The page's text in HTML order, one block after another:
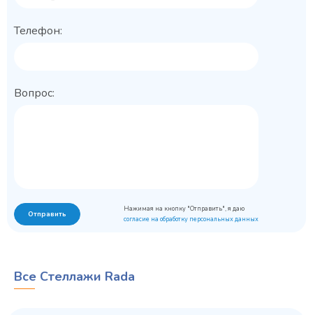
Телефон:
Вопрос:
Отправить
Нажимая на кнопку "Отправить", я даю
согласие на обработку персональных данных
Все Стеллажи Rada